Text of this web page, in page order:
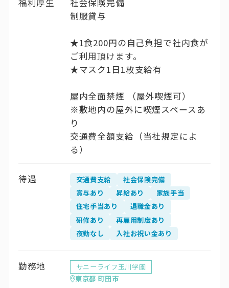
福利厚生
社会保険完備
制服貸与
★1食200円の自己負担で社内食が
ご利用頂けます。
★マスク1日1枚支給有
屋内全面禁煙 （屋外喫煙可）
※敷地内の屋外に喫煙スペースあ
り
交通費全額支給（当社規定によ
る）
待遇 交通費支給
社会保険完備
賞与あり
昇給あり
家族手当
住宅手当あり
退職金あり
研修あり
再雇用制度あり
夜勤なし
入社お祝い金あり
勤務地
サニーライフ玉川学園
東京都 町田市